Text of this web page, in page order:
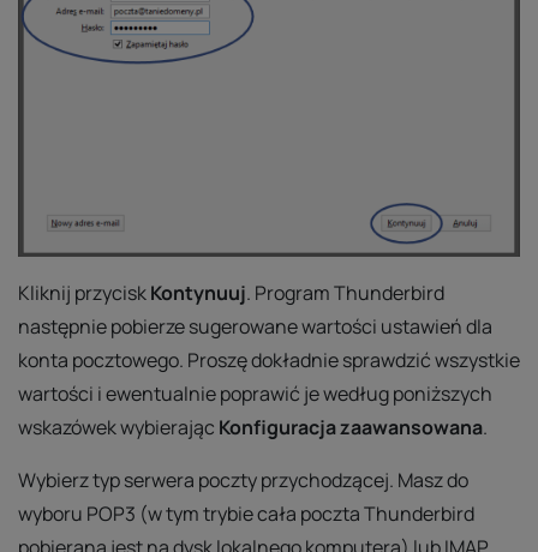
Kliknij przyciskKontynuuj. Program Thunderbird
następnie pobierze sugerowane wartości ustawień dla
konta pocztowego. Proszę dokładnie sprawdzić wszystkie
wartości i ewentualnie poprawić je według poniższych
wskazówek wybierając Konfiguracja zaawansowana.
Wybierz typ serwera poczty przychodzącej. Masz do
wyboru POP3 (w tym trybie cała poczta Thunderbird
pobierana jest na dysk lokalnego komputera) lub IMAP